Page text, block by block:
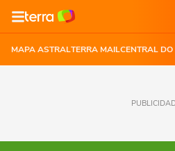
MAPA ASTRALTERRA MAILCENTRAL